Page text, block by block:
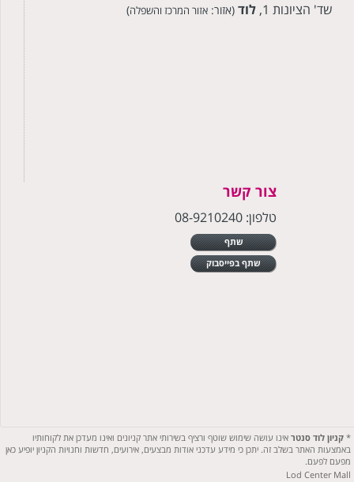
שד' הציונות 1,
לוד (אזור:אזור המרכז והשפלה)
צור קשר
טלפון: 08-9210240
שתף
שתף בפייסבוק
*קניון לוד סנטר אינו עושה שימוש שוטף ורציף בשירותי אתר קניונים ואינו מעדכן את לקוחותיו
באמצעות האתר בשלב זה. יתכן כי מידע עדכני אודות מבצעים, אירועים, חדשות וחנויות הקניון יופיע כאן
מפעם לפעם.
Lod Center Mall